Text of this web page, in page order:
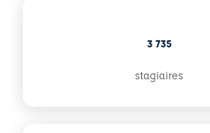
3 735
stagiaires